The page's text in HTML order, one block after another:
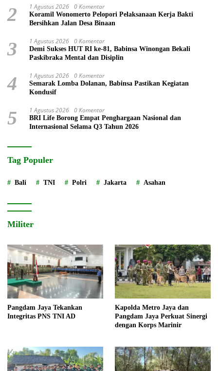
2 1 Agustus 2026 0 Komentar
Koramil Wonomerto Pelopori Pelaksanaan Kerja Bakti
Bersihkan Jalan Desa Binaan
3 1 Agustus 2026 0 Komentar
Demi Sukses HUT RI ke-81, Babinsa Winongan Bekali
Paskibraka Mental dan Disiplin
4 1 Agustus 2026 0 Komentar
Semarak Lomba Dolanan, Babinsa Pastikan Kegiatan
Kondusif
5 1 Agustus 2026 0 Komentar
BRI Life Borong Empat Penghargaan Nasional dan
Internasional Selama Q3 Tahun 2026
Tag Populer
Bali TNI Polri Jakarta Asahan
Militer
Pangdam Jaya Tekankan
Integritas PNS TNI AD
Kapolda Metro Jaya dan
Pangdam Jaya Perkuat Sinergi
dengan Korps Marinir